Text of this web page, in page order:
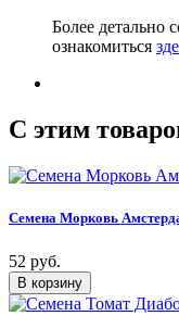
Более детально
ознакомиться
C этим
Семена Морковь
52 руб.